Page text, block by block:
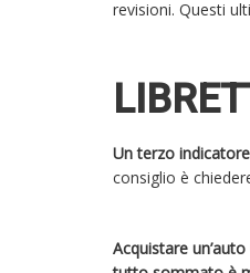
revisioni. Questi
Un terzo
consiglio è
Acquistare